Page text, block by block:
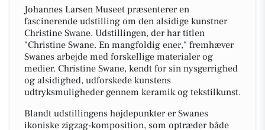
Johannes Larsen Museet præsenterer en
fascinerende udstilling om den alsidige kunstner
Christine Swane. Udstillingen, der har titlen
"Christine Swane. En mangfoldig ener," fremhæver
Swanes arbejde med forskellige materialer og
medier. Christine Swane, kendt for sin nysgerrighed
og alsidighed, udforskede kunstens
udtryksmuligheder gennem keramik og tekstilkunst.
Blandt udstillingens højdepunkter er Swanes
ikoniske zigzag-komposition, som optræder både